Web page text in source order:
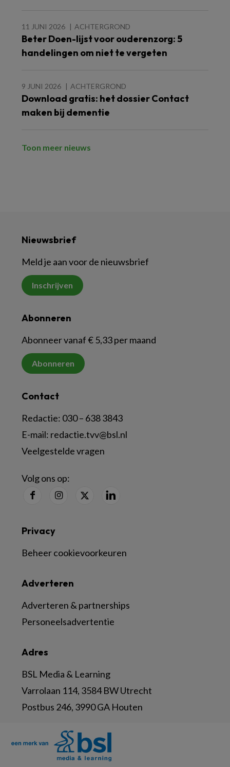
11 JUNI 2026 ACHTERGROND
Beter Doen-lijst voor ouderenzorg: 5
handelingen om niet te vergeten
9 JUNI 2026 ACHTERGROND
Download gratis: het dossier Contact
maken bij dementie
Toon meer nieuws
Nieuwsbrief
Meld je aan voor de nieuwsbrief
Inschrijven
Abonneren
Abonneer vanaf € 5,33 per maand
Abonneren
Contact
Redactie: 030 – 638 3843
E-mail: redactie.tvv@bsl.nl
Veelgestelde vragen
Volg ons op:
Adres
BSL Media & Learning
Varrolaan 114, 3584 BW Utrecht
Postbus 246, 3990 GA Houten
Adverteren
Adverteren & partnerships
Personeelsadvertentie
Privacy
Beheer cookievoorkeuren